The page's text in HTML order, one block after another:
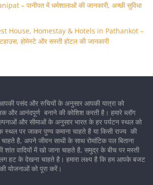
– पानीपत में धर्मशालाओं की जानकारी, अच्छी सुविधा
House, Homestay & Hotels in Pathankot –
होमेस्टे और सस्ती होटल की जानकारी
आपकी पसंद और रुचियों के अनुसार आपकी यात्रा को
और आनंदपूर्ण बनाने की कोशिश करती है। हमारे ब्लॉग
और सीमाओं के अनुसार भारत के हर पर्यटन स्थल को
स्थल पर जाकर पुण्य कमाना चाहते है या किसी राज्य की
चाहते है, अपने जीवन साथी के साथ रोमांटिक पल बिताना
शांत वादियों में खो जाना चाहते है, समुद्र के बीच पर मस्ती
हट के देखना चाहते है। हमारा लक्ष्य है कि हम आपके बजट
योजनाओं को पूरा करें।